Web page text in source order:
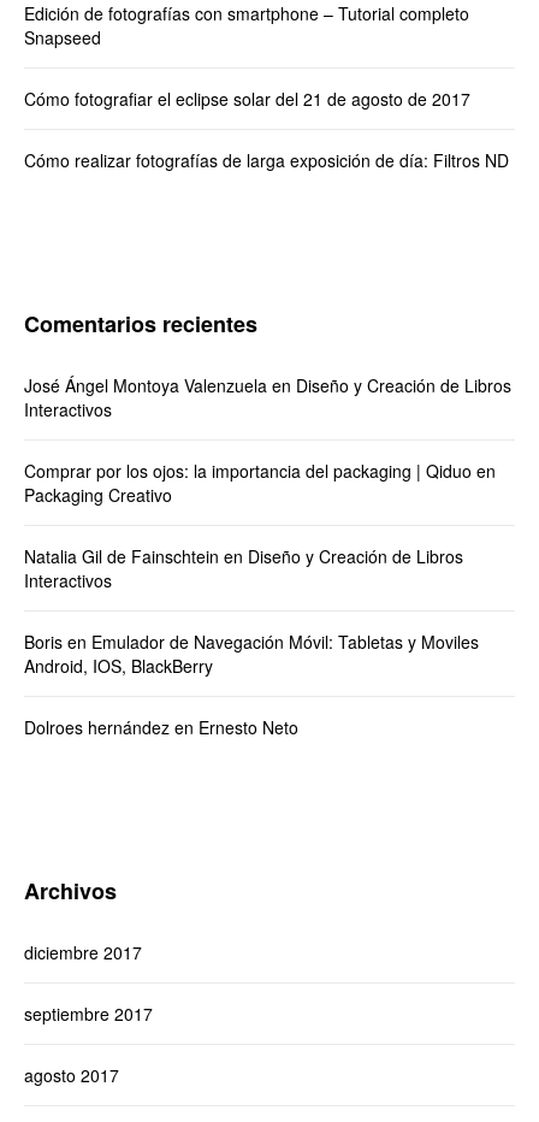
Edición de fotografías con smartphone – Tutorial completo
Snapseed
Cómo fotografiar el eclipse solar del 21 de agosto de 2017
Cómo realizar fotografías de larga exposición de día: Filtros ND
Comentarios recientes
José Ángel Montoya Valenzuela en Diseño y Creación de Libros
Interactivos
Comprar por los ojos: la importancia del packaging | Qiduo en
Packaging Creativo
Natalia Gil de Fainschtein en Diseño y Creación de Libros
Interactivos
Boris en Emulador de Navegación Móvil: Tabletas y Moviles
Android, IOS, BlackBerry
Dolroes hernández en Ernesto Neto
Archivos
diciembre 2017
septiembre 2017
agosto 2017